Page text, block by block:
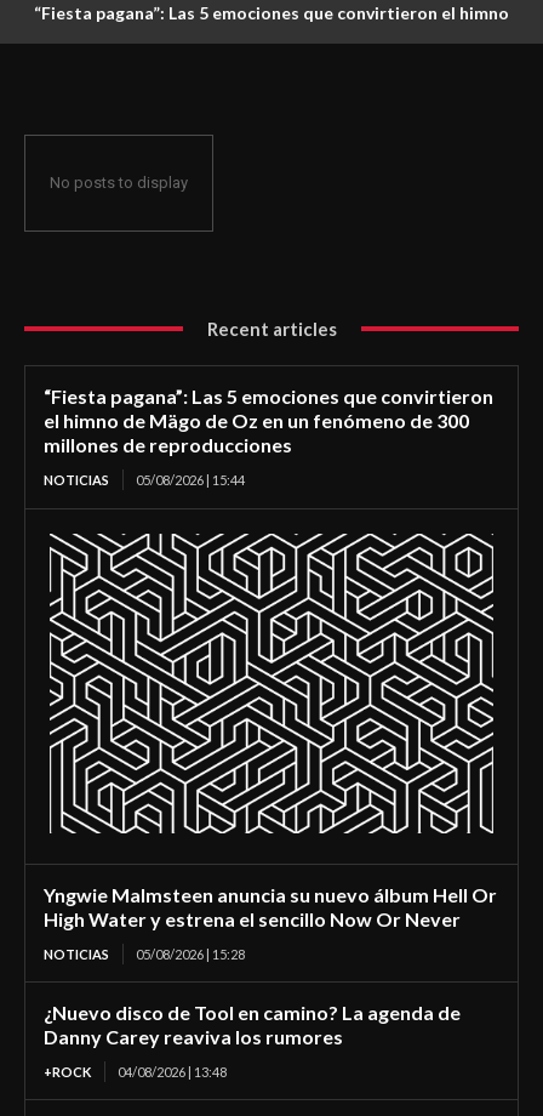
“Fiesta pagana”: Las 5 emociones que convirtieron el himno
No posts to display
Recent articles
“Fiesta pagana”: Las 5 emociones que convirtieron
el himno de Mägo de Oz en un fenómeno de 300
millones de reproducciones
NOTICIAS 05/08/2026 | 15:44
Yngwie Malmsteen anuncia su nuevo álbum Hell Or
High Water y estrena el sencillo Now Or Never
NOTICIAS 05/08/2026 | 15:28
¿Nuevo disco de Tool en camino? La agenda de
Danny Carey reaviva los rumores
+ROCK 04/08/2026 | 13:48